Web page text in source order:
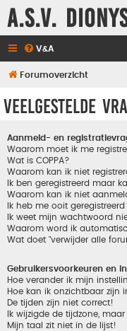
A.S.V.
V&A
Forumoverzicht
Veelgestelde
Aanmeld- en
Waarom moet ik me
Wat is COPPA?
Waarom kan ik niet
Ik ben geregistreerd maar
Waarom kan ik niet
Ik heb me ooit
Ik weet mijn wachtwoord
Waarom word ik
Wat doet "verwijder alle
Gebruikersvoorkeuren en
Hoe verander ik mijn
Hoe kan ik onzichtbaar zijn
De tijden zijn niet correct!
Ik wijzigde de tijdzone,
Mijn taal zit niet in de lijst!